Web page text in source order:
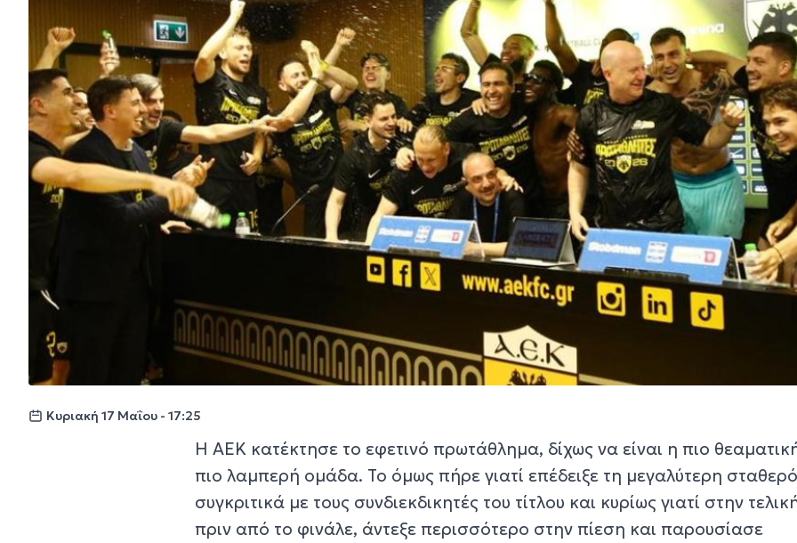
Κυριακή 17 Μαΐου - 17:25
Η ΑΕΚ κατέκτησε το εφετινό πρωτάθλημα, δίχως να είναι η πιο
πιο λαμπερή ομάδα. Το όμως πήρε γιατί επέδειξε τη μεγαλύτερη
συγκριτικά με τους συνδιεκδικητές του τίτλου και κυρίως γιατί στην
πριν από το φινάλε, άντεξε περισσότερο στην πίεση και παρουσίασε